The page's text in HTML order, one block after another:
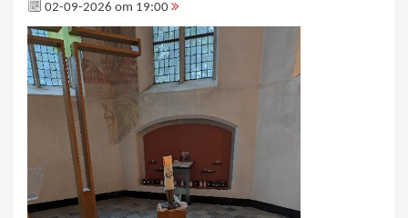
02-09-2026 om 19:00